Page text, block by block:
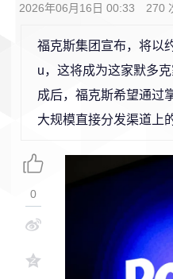
2026年06月16日 00:33 270
福克斯集团宣布，将以
u，这将成为这家默多
成后，福克斯希望通过
大规模直接分发渠道上
0